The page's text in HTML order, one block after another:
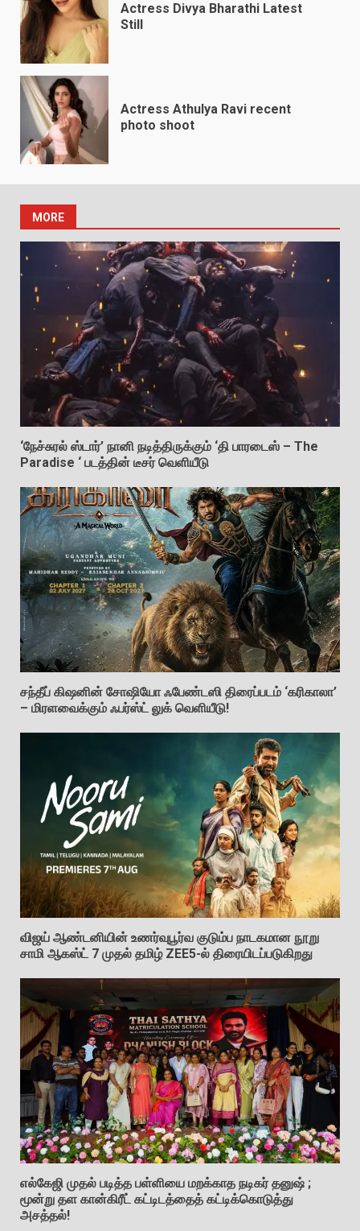
Actress Divya Bharathi Latest
Still
Actress Athulya Ravi recent
photo shoot
MORE
‘நேச்சுரல் ஸ்டார்’ நானி நடித்திருக்கும் ‘தி பாரடைஸ் – The
Paradise ‘ படத்தின் டீசர் வெளியீடு
சந்தீப் கிஷனின் சோஷியோ ஃபேண்டஸி திரைப்படம் ‘கரிகாலா’
– மிரளவைக்கும் ஃபர்ஸ்ட் லுக் வெளியீடு!
விஜய் ஆண்டனியின் உணர்வுபூர்வ குடும்ப நாடகமான நூறு
சாமி ஆகஸ்ட் 7 முதல் தமிழ் ZEE5-ல் திரையிடப்படுகிறது
எல்கேஜி முதல் படித்த பள்ளியை மறக்காத நடிகர் தனுஷ் ;
மூன்று தள கான்கிரீட் கட்டிடத்தைத் கட்டிக்கொடுத்து
அசத்தல்!